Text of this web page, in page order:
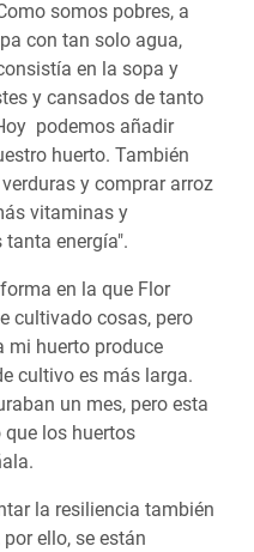
somos pobres, a
con tan solo agua,
en la sopa y
y cansados de tanto
podemos añadir
huerto. También
y comprar arroz
vitaminas y
energía".
en la que Flor
cultivado cosas, pero
mi huerto produce
cultivo es más larga.
un mes, pero esta
que los huertos
la resiliencia también
ello, se están